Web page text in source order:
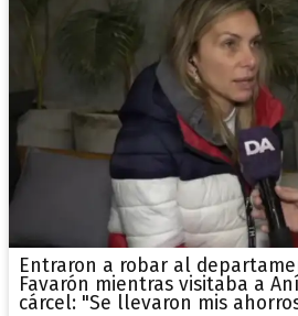
Entraron a robar al
Favarón mientras visitaba a
cárcel: "Se llevaron mis